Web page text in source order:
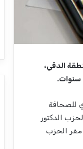
داخل مقر الحزب بمنطقة الدقي،
سنوات.
للصحافة
الدكتور
مقر الحزب